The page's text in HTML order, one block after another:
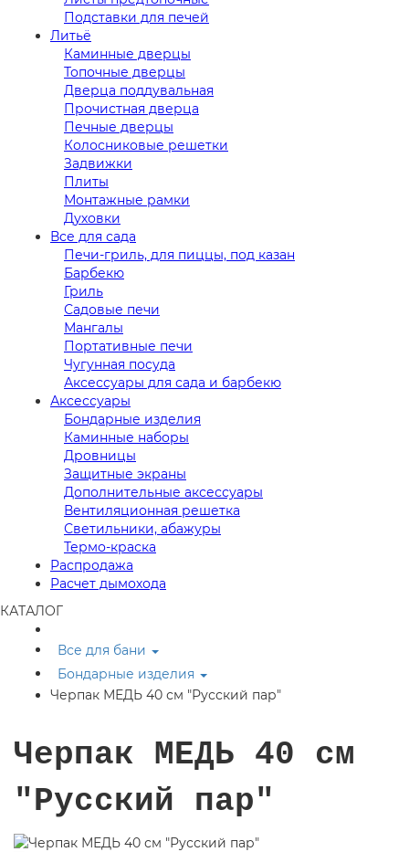
Подставки для печей
Литьё
Каминные дверцы
Топочные дверцы
Дверца поддувальная
Прочистная дверца
Печные дверцы
Колосниковые решетки
Задвижки
Плиты
Монтажные рамки
Духовки
Все для сада
Печи-гриль, для пиццы, под казан
Барбекю
Гриль
Садовые печи
Мангалы
Портативные печи
Чугунная посуда
Аксессуары для сада и барбекю
Аксессуары
Бондарные изделия
Каминные наборы
Дровницы
Защитные экраны
Дополнительные аксессуары
Вентиляционная решетка
Светильники, абажуры
Термо-краска
Распродажа
Расчет дымохода
КАТАЛОГ
Все для бани
Бондарные изделия
Черпак МЕДЬ 40 см "Русский пар"
Черпак МЕДЬ 40 см
"Русский пар"